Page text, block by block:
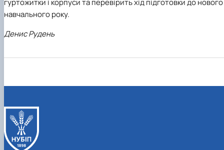
навчального року.
Денис Рудень